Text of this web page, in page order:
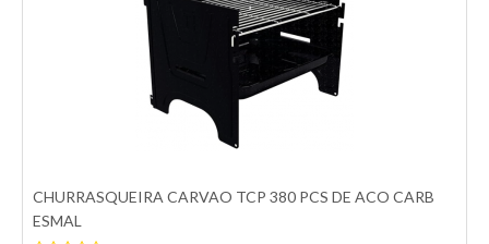
CHURRASQUEIRA CARVAO TCP 380 PCS DE ACO CARB
ESMAL